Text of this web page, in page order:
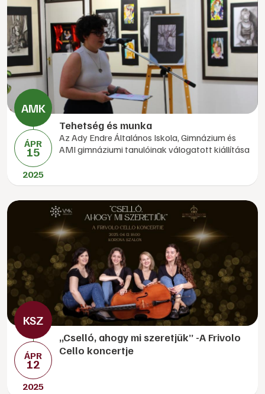
ÁPR
15
2025
Tehetség és munka
Az Ady Endre Általános Iskola, Gimnázium és
AMI gimnáziumi tanulóinak válogatott kiállítása
ÁPR
12
2025
„Cselló, ahogy mi szeretjük” -A Frivolo
Cello koncertje